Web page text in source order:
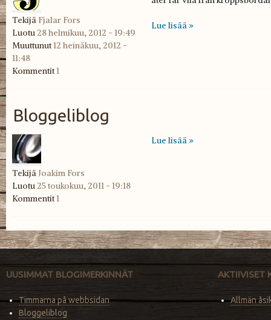
Tekijä Fjalar Fors
Luotu 28 helmikuu, 2012 - 19:49
Muuttunut12 heinäkuu, 2012 -
11:48
Kommentit1
Lue lisää »
Bloggeliblog
Tekijä Joakim Fors
Luotu 25 toukokuu, 2011 - 19:18
Kommentit1
Lue lisää »
UUSIMMAT BLOGIMERKINNÄT
Timmarna på webbsidan
Bloggeliblog
AKTIIVISET
Allmän